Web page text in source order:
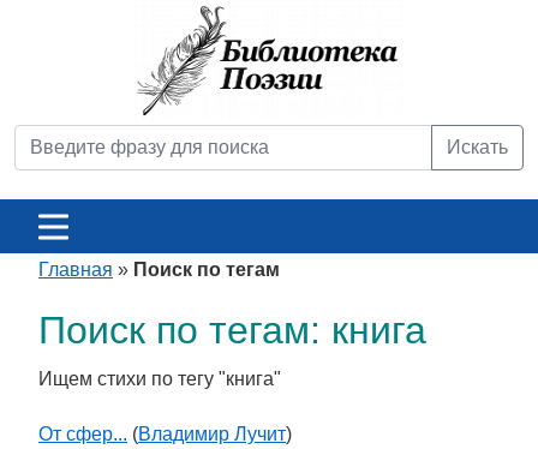
Искать
Главная » Поиск по тегам
Поиск по тегам: книга
Ищем стихи по тегу "книга"
От сфер... (Владимир Лучит)